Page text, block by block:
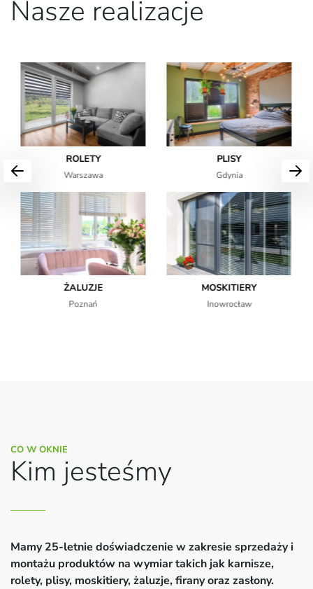
Nasze realizacje
FIRANY
Płock
ZASŁONY
Bydgoszcz
KARNISZE
Łódź
WERTIKALE
Grudziądz
CO W OKNIE
Kim jesteśmy
Mamy 25-letnie doświadczenie w zakresie sprzedaży i
montażu produktów na wymiar takich jak karnisze,
rolety, plisy, moskitiery, żaluzje, firany oraz zasłony.